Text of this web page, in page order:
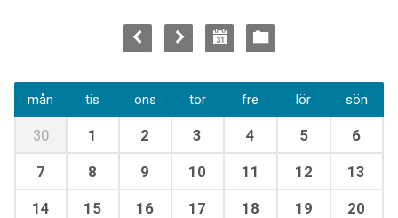
mån tis ons tor fre lör sön
30 1 2 3 4 5 6
7 8 9 10 11 12 13
14 15 16 17 18 19 20